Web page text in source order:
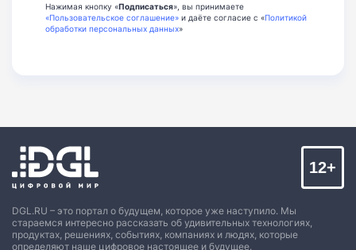
Нажимая кнопку «Подписаться», вы принимаете
«Пользовательское соглашение» и даёте согласие с «Политикой
обработки персональных данных»
DGL.RU – это портал о будущем, которое уже наступило. Мы
стараемся интересно рассказать об удивительных технологиях,
продуктах, решениях, событиях, компаниях и людях, которые
определяют наше цифровое настоящее и будущее.
12+